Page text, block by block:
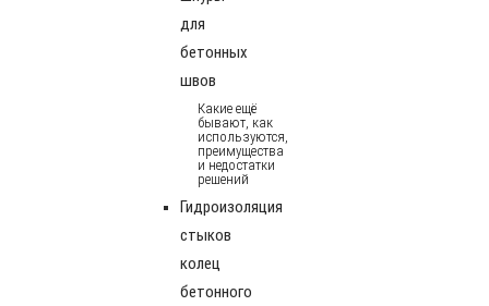
для
бетонных
швов
Какие ещё
бывают, как
используются,
преимущества
и недостатки
решений
Гидроизоляция
стыков
колец
бетонного